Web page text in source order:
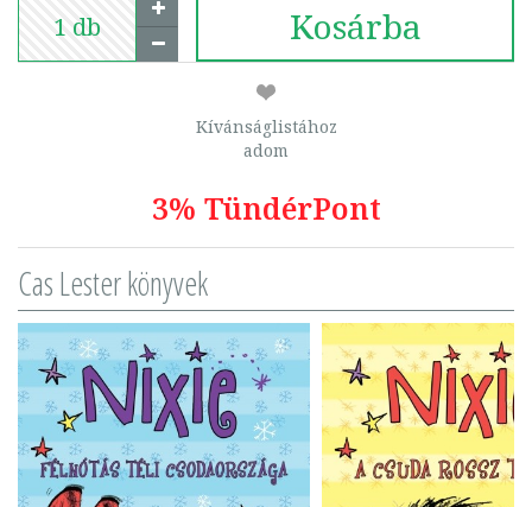
Kosárba
Kívánságlistához
adom
3% TündérPont
Cas Lester könyvek